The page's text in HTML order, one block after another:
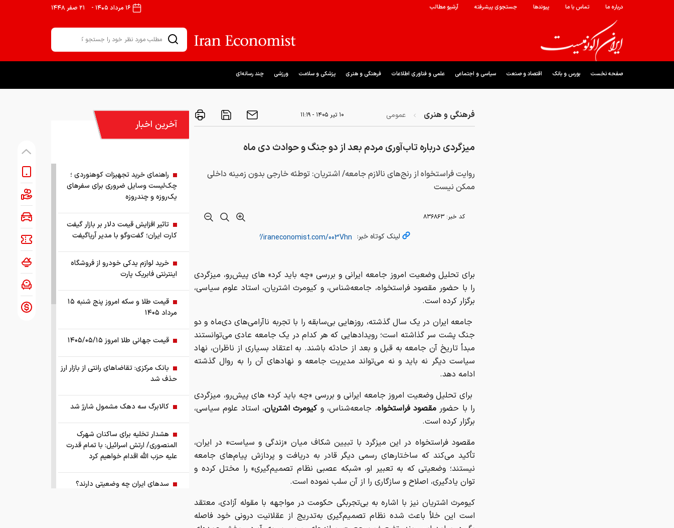
درباره ما تماس با ما پیوندها جستجوی پیشرفته آرشیو مطالب ۱۶ مرداد ۱۴۰۵ - ۲۱ صفر ۱۴۴۸
صفحه نخست بورس و بانک اقتصاد و صنعت سیاسی و اجتماعی علمی و فناوری اطلاعات فرهنگی و هنری پزشکی و سلامت ورزشی چند رسانه‌ای
فرهنگی و هنری عمومی ۱۰ تير ۱۴۰۵ - ۱۱:۱۹
میزگردی درباره تاب‌آوری مردم بعد از دو جنگ و حوادث دی ماه
روایت فراستخواه از رنج‌های نالازم جامعه/ اشتریان: توطئه خارجی بدون زمینه داخلی
ممکن نیست
کد خبر: ۸۳۶۸۶۳
لینک کوتاه خبر:
برای تحلیل وضعیت امروز جامعه ایرانی و بررسی «چه باید کرد» های پیش‌رو، میزگردی
را با حضور مقصود فراستخواه، جامعه‌شناس، و کیومرث اشتریان، استاد علوم سیاسی،
برگزار کرده است.
جامعه ایران در یک سال گذشته، روزهایی بی‌سابقه را با تجربه ناآرامی‌های دی‌ماه و دو
جنگ پشت سر گذاشته است؛ رویدادهایی که هر کدام در یک جامعه عادی می‌توانستند
مبدأ تاریخ آن جامعه به قبل و بعد از حادثه باشند. به اعتقاد بسیاری از ناظران، نهاد
سیاست دیگر نه باید و نه می‌تواند مدیریت جامعه و نهادهای آن را به روال گذشته
ادامه دهد.
برای تحلیل وضعیت امروز جامعه ایرانی و بررسی «چه باید کرد» های پیش‌رو، میزگردی
را با حضورمقصود فراستخواه، جامعه‌شناس، وکیومرث اشتریان، استاد علوم سیاسی،
برگزار کرده است.
مقصود فراستخواه در این میزگرد با تبیین شکاف میان «زندگی و سیاست» در ایران،
تأکید می‌کند که ساختارهای رسمی دیگر قادر به دریافت و پردازش پیام‌های جامعه
نیستند؛ وضعیتی که به تعبیر او، «شبکه عصبی نظام تصمیم‌گیری» را مختل کرده و
توان یادگیری، اصلاح و سازگاری را از آن سلب نموده است.
کیومرث اشتریان نیز با اشاره به بی‌تجربگی حکومت در مواجهه با مقوله آزادی، معتقد
است این خلأ باعث شده نظام تصمیم‌گیری به‌تدریج از عقلانیت درونی خود فاصله
آخرین اخبار
راهنمای خرید تجهیزات کوهنوردی ؛
چک‌لیست وسایل ضروری برای سفرهای
یک‌روزه و چندروزه
تاثیر افزایش قیمت دلار بر بازار گیفت
کارت ایران؛ گفت‌وگو با مدیر آریاگیفت
خرید لوازم یدکی خودرو از فروشگاه
اینترنتی فابریک پارت
قیمت طلا و سکه امروز پنج شنبه ۱۵
مرداد ۱۴۰۵
قیمت جهانی طلا امروز ۱۴۰۵/۰۵/۱۵
بانک مرکزی: تقاضا‌های رانتی از بازار ارز
حذف شد
کالابرگ سه دهک مشمول شارژ شد
هشدار تخلیه برای ساکنان شهرک
المنصوری/ ارتش اسرائیل: با تمام قدرت
علیه حزب الله اقدام خواهیم کرد
سد‌های ایران چه وضعیتی دارند؟